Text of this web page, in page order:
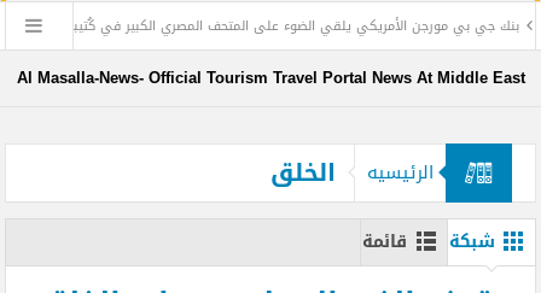
بي مورجن الأمريكي يلقي الضوء على المتحف المصري الكبير في كُتيبه السنوي
Al Masalla-News- Official Tourism Travel Portal News At Middle East
الرئيسيه الخلق
شبكة قائمة